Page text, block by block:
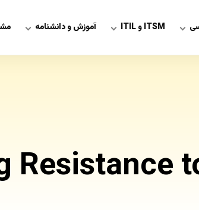
ITSM و ITIL آموزش و دانشنامه
Resistance